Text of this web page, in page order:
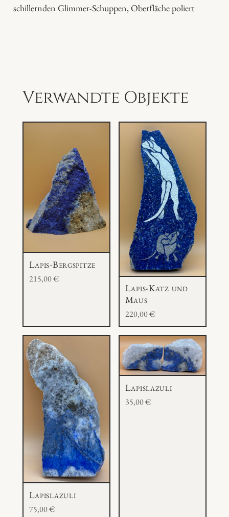
schillernden Glimmer-Schuppen, Oberfläche poliert
Verwandte Objekte
Lapis-Bergspitze
215,00€
Lapis-Katz und
Maus
220,00€
Lapislazuli
75,00€
Lapislazuli
35,00€